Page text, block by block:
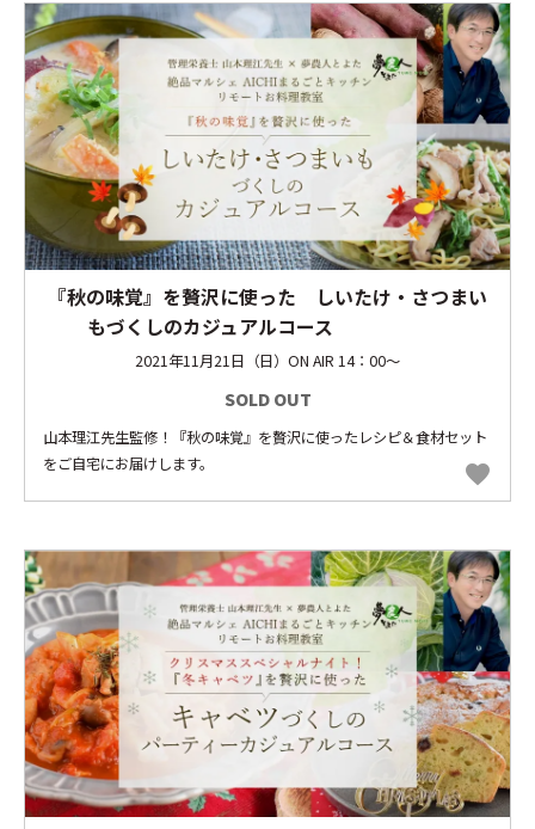
『秋の味覚』を贅沢に使った しいたけ・さつまい
もづくしのカジュアルコース
2021年11月21日（日）ON AIR 14：00～
SOLD OUT
山本理江先生監修！『秋の味覚』を贅沢に使ったレシピ＆食材セット
をご自宅にお届けします。
favorite